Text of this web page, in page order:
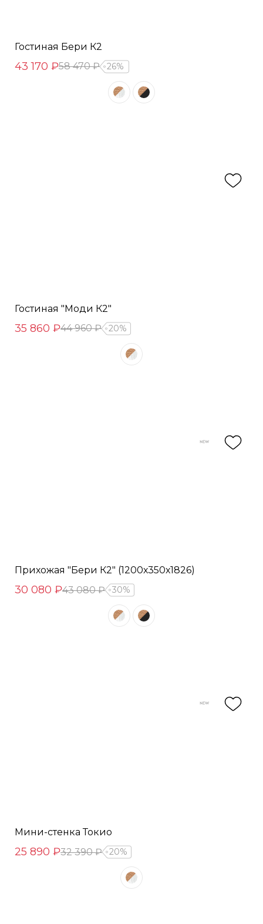
Гостиная Бери К2
43 170 ₽58 470 ₽ 26%
Гостиная "Моди К2"
35 860 ₽44 960 ₽ 20%
Прихожая "Бери К2" (1200х350х1826)
30 080 ₽43 080 ₽ 30%
Мини-стенка Токио
25 890 ₽32 390 ₽ 20%